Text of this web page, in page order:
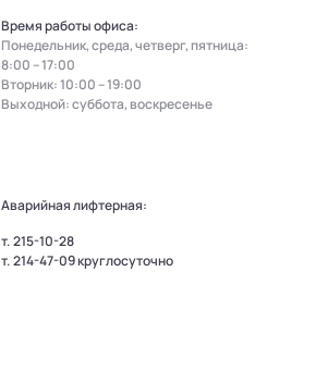
Время работы офиса:
Понедельник, среда, четверг, пятница:
8:00 – 17:00
Вторник: 10:00 – 19:00
Выходной: суббота, воскресенье
Аварийная лифтерная:
т.215-10-28
т.214-47-09круглосуточно